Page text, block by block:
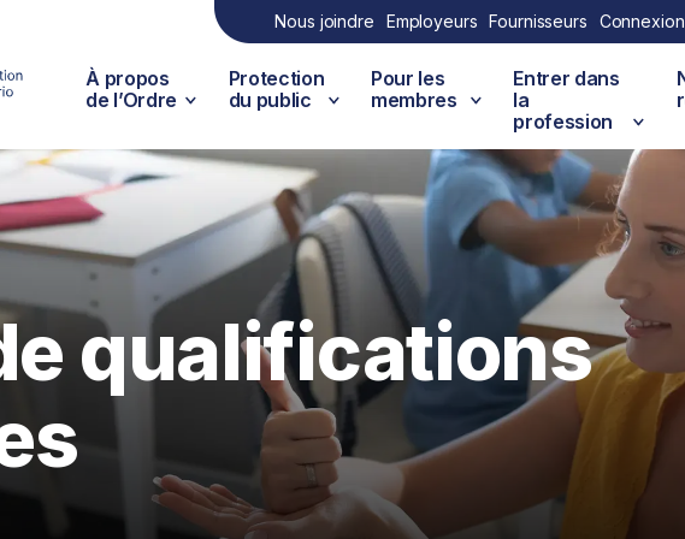
Nous joindre Employeurs Fournisseurs
À propos
de l’Ordre
Protection
du public
Pour les
membres
Entrer dans
la
profession
qualifications